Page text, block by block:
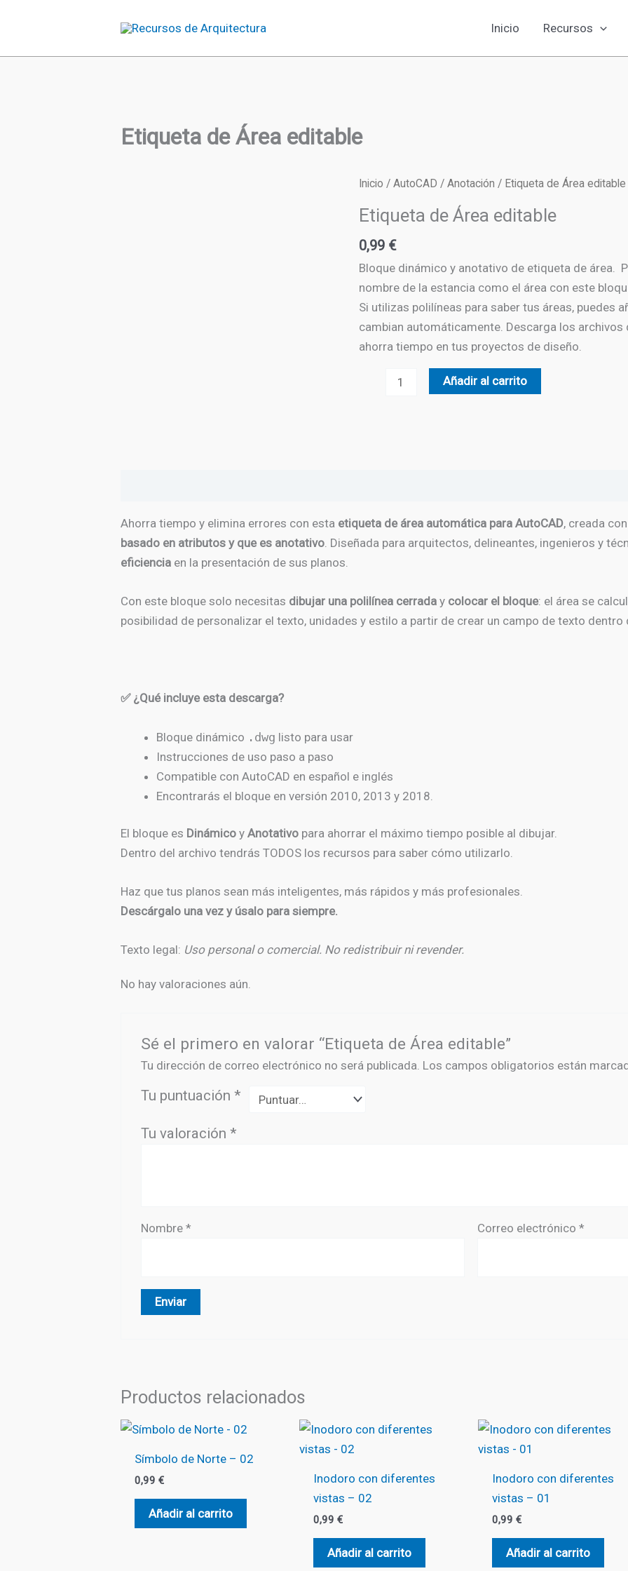
Inicio Recursos
Etiqueta de Área editable
Inicio / AutoCAD / Anotación / Etiqueta de Área editable
Etiqueta de Área editable
0,99 €
Bloque dinámico y anotativo de etiqueta de área.
nombre de la estancia como el área con este
Si utilizas polilíneas para saber tus áreas, puedes
cambian automáticamente. Descarga los
ahorra tiempo en tus proyectos de diseño.
Etiqueta
Añadir al carrito
Ahorra tiempo y elimina errores con esta etiqueta de área automática para AutoCAD, creada
basado en atributos y que es anotativo . Diseñada para arquitectos, delineantes, ingenieros y
eficiencia en la presentación de sus planos.
Con este bloque solo necesitas dibujar una polilínea cerrada y colocar el bloque: el área se
posibilidad de personalizar el texto, unidades y estilo a partir de crear un campo de texto
✅ ¿Qué incluye esta descarga?
Bloque dinámico .dwg listo para usar
Instrucciones de uso paso a paso
Compatible con AutoCAD en español e inglés
Encontrarás el bloque en versión 2010, 2013 y 2018.
El bloque es Dinámico y Anotativo para ahorrar el máximo tiempo posible al dibujar.
Dentro del archivo tendrás TODOS los recursos para saber cómo utilizarlo.
Haz que tus planos sean más inteligentes, más rápidos y más profesionales.
Descárgalo una vez y úsalo para siempre.
Texto legal: Uso personal o comercial. No redistribuir ni revender.
No hay valoraciones aún.
Sé el primero en valorar “Etiqueta de Área editable”
Tu dirección de correo electrónico no será publicada. Los campos obligatorios están
Tu puntuación*
Tu valoración*
Nombre* Correo electrónico*
Productos relacionados
Símbolo de Norte – 02
0,99€
Añadir al carrito
Inodoro con diferentes
vistas – 02
0,99€
Añadir al carrito
Inodoro con diferentes
vistas – 01
0,99€
Añadir al carrito